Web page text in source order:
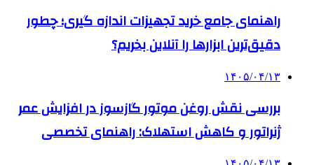
راهنمای جامع خرید تجهیزات اندازه گیری؛ چطور
دقیق‌ترین ابزارها را آنلاین بخریم؟
۱۴۰۵/۰۴/۱۳
بررسی نقش روغن موتور گازسوز در افزایش عمر
ژنراتور و کاهش استهلاک: راهنمای تخصصی